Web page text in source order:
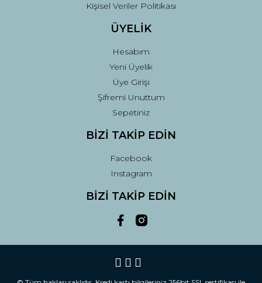
Kişisel Veriler Politikası
ÜYELİK
Hesabım
Yeni Üyelik
Üye Girişi
Şifremi Unuttum
Sepetiniz
BİZİ TAKİP EDİN
Facebook
Instagram
BİZİ TAKİP EDİN